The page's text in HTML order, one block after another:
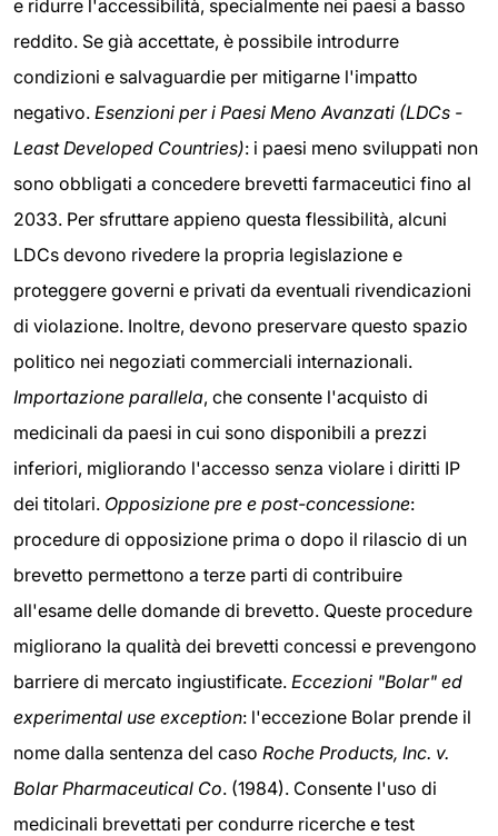
e ridurre l'accessibilità, specialmente nei paesi a basso
reddito. Se già accettate, è possibile introdurre
condizioni e salvaguardie per mitigarne l'impatto
negativo. Esenzioni per i Paesi Meno Avanzati (LDCs -
Least Developed Countries): i paesi meno sviluppati non
sono obbligati a concedere brevetti farmaceutici fino al
2033. Per sfruttare appieno questa flessibilità, alcuni
LDCs devono rivedere la propria legislazione e
proteggere governi e privati da eventuali rivendicazioni
di violazione. Inoltre, devono preservare questo spazio
politico nei negoziati commerciali internazionali.
Importazione parallela, che consente l'acquisto di
medicinali da paesi in cui sono disponibili a prezzi
inferiori, migliorando l'accesso senza violare i diritti IP
dei titolari. Opposizione pre e post-concessione:
procedure di opposizione prima o dopo il rilascio di un
brevetto permettono a terze parti di contribuire
all'esame delle domande di brevetto. Queste procedure
migliorano la qualità dei brevetti concessi e prevengono
barriere di mercato ingiustificate. Eccezioni "Bolar" ed
experimental use exception: l'eccezione Bolar prende il
nome dalla sentenza del caso Roche Products, Inc. v.
Bolar Pharmaceutical Co. (1984). Consente l'uso di
medicinali brevettati per condurre ricerche e test